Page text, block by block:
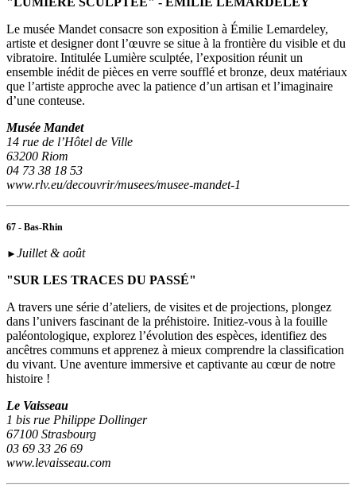
Le musée Mandet consacre son exposition à Émilie Lemardeley,
artiste et designer dont l’œuvre se situe à la frontière du visible et du
vibratoire. Intitulée Lumière sculptée, l’exposition réunit un
ensemble inédit de pièces en verre soufflé et bronze, deux matériaux
que l’artiste approche avec la patience d’un artisan et l’imaginaire
d’une conteuse.
Musée Mandet
14 rue de l’Hôtel de Ville
63200 Riom
04 73 38 18 53
www.rlv.eu/decouvrir/musees/musee-mandet-1
67 - Bas-Rhin
► Juillet & août
"SUR LES TRACES DU PASSÉ"
A travers une série d’ateliers, de visites et de projections, plongez
dans l’univers fascinant de la préhistoire. Initiez-vous à la fouille
paléontologique, explorez l’évolution des espèces, identifiez des
ancêtres communs et apprenez à mieux comprendre la classification
du vivant. Une aventure immersive et captivante au cœur de notre
histoire !
Le Vaisseau
1 bis rue Philippe Dollinger
67100 Strasbourg
03 69 33 26 69
www.levaisseau.com